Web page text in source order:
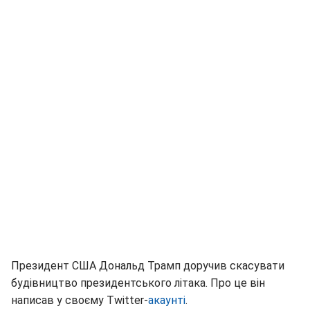
Президент США Дональд Трамп доручив скасувати
будівництво президентського літака. Про це він
написав у своєму Twitter-акаунті.